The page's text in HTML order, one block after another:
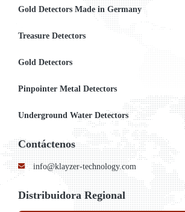
Gold Detectors Made in Germany
Treasure Detectors
Gold Detectors
Pinpointer Metal Detectors
Underground Water Detectors
Contáctenos
info@klayzer-technology.com
Distribuidora Regional